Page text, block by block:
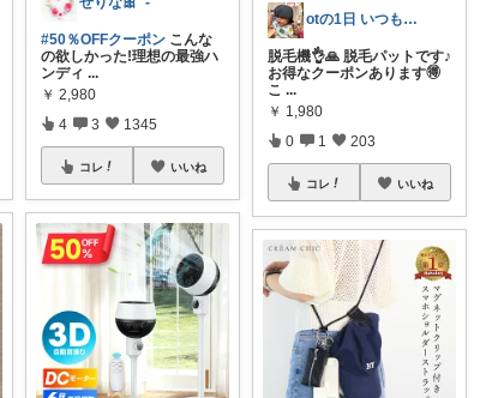
#50％OFFクーポン こんな
の欲しかった!理想の最強ハ
ンディ ...
￥ 2,980
4 3 1345
コレ いいね
otの1日 いつもありがとう⭐︎
脱毛機👌🙏 脱毛パットです♪
お得なクーポンあります🉐
こ ...
￥ 1,980
0 1 203
コレ いいね